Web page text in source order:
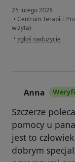
25 lutego 2026
• Centrum Terapii i
wizyta)
• w opinii użytkownika
zgłoś nadużycie
Anna
Szczerze
pomocy u
jest to
dobrym